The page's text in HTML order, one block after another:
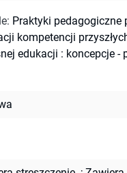
: Praktyki pedagogiczne
kompetencji
edukacji : koncepcje -